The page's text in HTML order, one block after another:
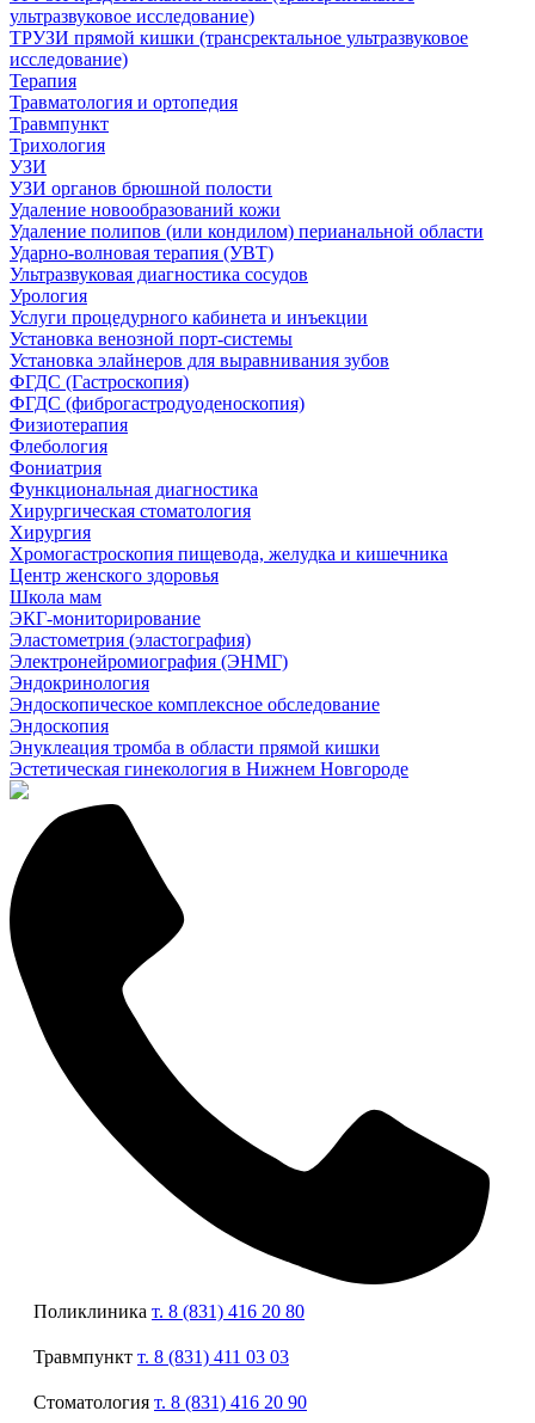
ультразвуковое исследование)
ТРУЗИ прямой кишки (трансректальное ультразвуковое
исследование)
Терапия
Травматология и ортопедия
Травмпункт
Трихология
УЗИ
УЗИ органов брюшной полости
Удаление новообразований кожи
Удаление полипов (или кондилом) перианальной области
Ударно-волновая терапия (УВТ)
Ультразвуковая диагностика сосудов
Урология
Услуги процедурного кабинета и инъекции
Установка венозной порт-системы
Установка элайнеров для выравнивания зубов
ФГДС (Гастроскопия)
ФГДС (фиброгастродуоденоскопия)
Физиотерапия
Флебология
Фониатрия
Функциональная диагностика
Хирургическая стоматология
Хирургия
Хромогастроскопия пищевода, желудка и кишечника
Центр женского здоровья
Школа мам
ЭКГ-мониторирование
Эластометрия (эластография)
Электронейромиография (ЭНМГ)
Эндокринология
Эндоскопическое комплексное обследование
Эндоскопия
Энуклеация тромба в области прямой кишки
Эстетическая гинекология в Нижнем Новгороде
Поликлиника т. 8 (831) 416 20 80
Травмпункт т. 8 (831) 411 03 03
Стоматология т. 8 (831) 416 20 90